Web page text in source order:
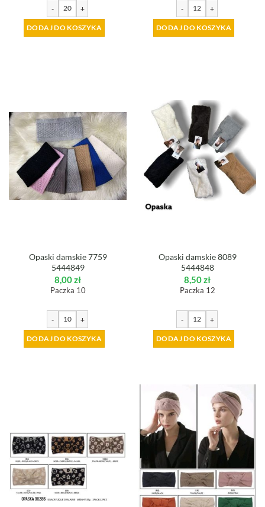
- +
DODAJ DO KOSZYKA
- +
DODAJ DO KOSZYKA
Opaski damskie 7759
5444849
8,00zł
Paczka 10
- +
DODAJ DO KOSZYKA
Opaski damskie 8089
5444848
8,50zł
Paczka 12
- +
DODAJ DO KOSZYKA